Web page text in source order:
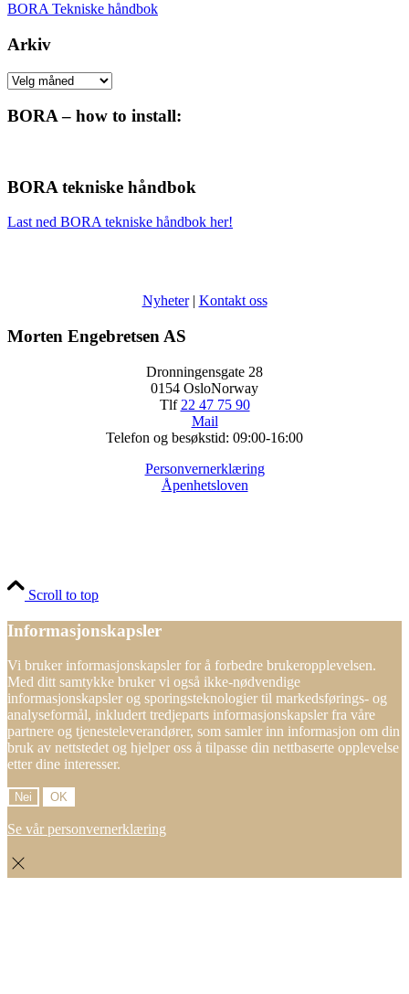
BORA Tekniske håndbok
Arkiv
Arkiv
BORA – how to install:
BORA tekniske håndbok
Last ned BORA tekniske håndbok her!
Nyheter| Kontakt oss
Morten Engebretsen AS
Dronningensgate 28
0154 OsloNorway
Tlf 22 47 75 90
Mail
Telefon og besøkstid: 09:00-16:00
Personvernerklæring
Åpenhetsloven
Scroll to top
Informasjonskapsler
Vi bruker informasjonskapsler for å forbedre brukeropplevelsen.
Med ditt samtykke bruker vi også ikke-nødvendige
informasjonskapsler og sporingsteknologier til markedsførings- og
analyseformål, inkludert tredjeparts informasjonskapsler fra våre
partnere og tjenesteleverandører, som samler inn informasjon om din
bruk av nettstedet og hjelper oss å tilpasse din nettbaserte opplevelse
etter dine interesser.
Nei OK
Se vår personvernerklæring